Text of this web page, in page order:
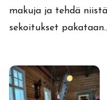
makuja ja tehdä
sekoitukset